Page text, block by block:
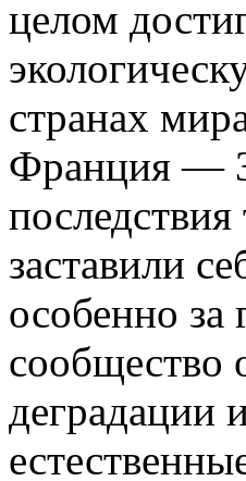
целом
странах
Франция —
заставили
особенно за
сообщество
деградации